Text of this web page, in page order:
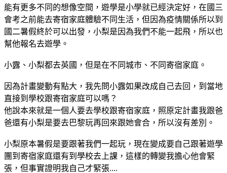
能有更多不同的想像空間，遊學是小學就已經決定好，在國三
會考之前能去寄宿家庭體驗不同生活，但因為疫情關係所以到
國二暑假終於可以出發，小梨是因為我們不能一起飛，所以也
幫他報名去遊學。
小露、小梨都去英國，但是在不同城市、不同寄宿家庭。
因為計畫變動有點大，我先問小露如果改成自己去回，到當地
直接到學校跟寄宿家庭可以嗎？
他說本來就是一個人要去學校跟寄宿家庭，照原定計畫我跟爸
爸還有小梨是要去巴黎玩再回來跟她會合，所以沒有差別。
小梨原本暑假是要跟著我們一起玩，現在變成要自己跟著遊學
團到寄宿家庭還有到學校去上課，這樣的轉變我擔心他會緊
張，但事實證明我自己才緊張....